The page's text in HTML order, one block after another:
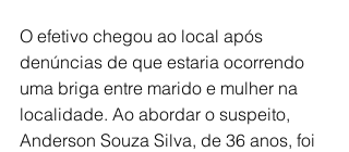
O efetivo chegou ao local após
denúncias de que estaria ocorrendo
uma briga entre marido e mulher na
localidade. Ao abordar o suspeito,
Anderson Souza Silva, de 36 anos, foi